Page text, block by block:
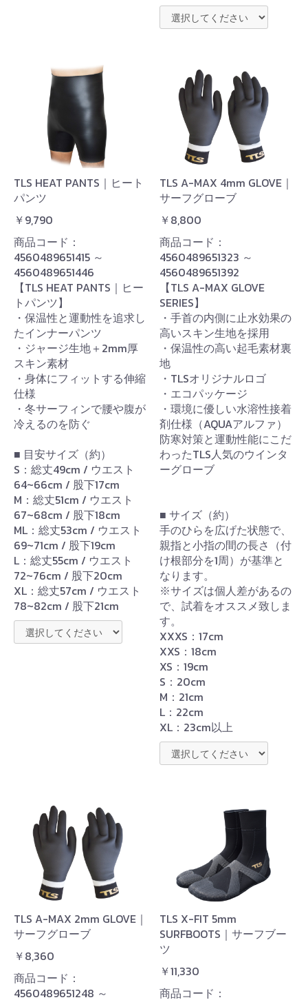
TLS HEAT PANTS｜ヒート
パンツ
￥9,790
商品コード：
4560489651415 ～
4560489651446
【TLS HEAT PANTS｜ヒー
トパンツ】
・保温性と運動性を追求し
たインナーパンツ
・ジャージ生地＋2mm厚
スキン素材
・身体にフィットする伸縮
仕様
・冬サーフィンで腰や腹が
冷えるのを防ぐ
■ 目安サイズ（約）
S：総丈49cm / ウエスト
64~66cm / 股下17cm
M：総丈51cm / ウエスト
67~68cm / 股下18cm
ML：総丈53cm / ウエスト
69~71cm / 股下19cm
L：総丈55cm / ウエスト
72~76cm / 股下20cm
XL：総丈57cm / ウエスト
78~82cm / 股下21cm
TLS A-MAX 4mm GLOVE｜
サーフグローブ
￥8,800
商品コード：
4560489651323 ～
4560489651392
【TLS A-MAX GLOVE
SERIES】
・手首の内側に止水効果の
高いスキン生地を採用
・保温性の高い起毛素材裏
地
・TLSオリジナルロゴ
・エコパッケージ
・環境に優しい水溶性接着
剤仕様（AQUAアルファ）
防寒対策と運動性能にこだ
わったTLS人気のウインタ
ーグローブ
■ サイズ（約）
手のひらを広げた状態で、
親指と小指の間の長さ（付
け根部分を1周）が基準と
なります。
※サイズは個人差があるの
で、試着をオススメ致しま
す。
XXXS：17cm
XXS：18cm
XS：19cm
S：20cm
M：21cm
L：22cm
XL：23cm以上
TLS A-MAX 2mm GLOVE｜
サーフグローブ
￥8,360
商品コード：
4560489651248 ～
TLS X-FIT 5mm
SURFBOOTS｜サーフブー
ツ
￥11,330
商品コード：